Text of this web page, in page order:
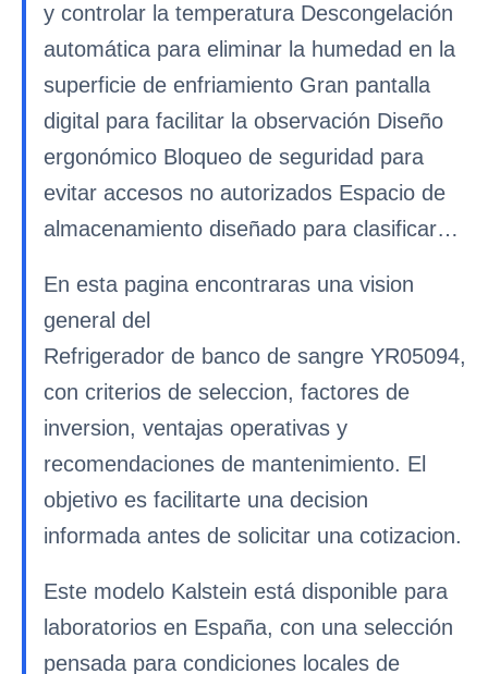
y controlar la temperatura Descongelación
automática para eliminar la humedad en la
superficie de enfriamiento Gran pantalla
digital para facilitar la observación Diseño
ergonómico Bloqueo de seguridad para
evitar accesos no autorizados Espacio de
almacenamiento diseñado para clasificar…
En esta pagina encontraras una vision
general del
Refrigerador de banco de sangre YR05094,
con criterios de seleccion, factores de
inversion, ventajas operativas y
recomendaciones de mantenimiento. El
objetivo es facilitarte una decision
informada antes de solicitar una cotizacion.
Este modelo Kalstein está disponible para
laboratorios en España, con una selección
pensada para condiciones locales de